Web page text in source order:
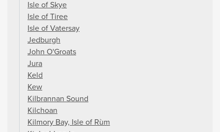
Isle of Skye
Isle of Tiree
Isle of Vatersay
Jedburgh
John O'Groats
Jura
Keld
Kew
Kilbrannan Sound
Kilchoan
Kilmory Bay, Isle of Rùm